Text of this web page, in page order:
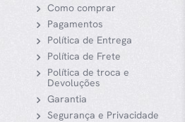
Como comprar
Pagamentos
Política de Entrega
Política de Frete
Política de troca e
Devoluções
Garantia
Segurança e Privacidade